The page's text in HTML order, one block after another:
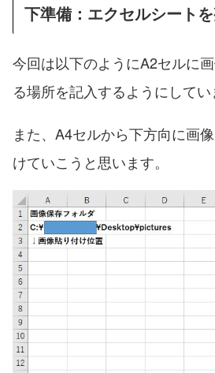
下準備：エクセルシート
今回は以下のようにA2セルに
る場所を記入するようにしてい
また、A4セルから下方向に画
けていこうと思います。